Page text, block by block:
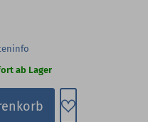
ab Lager
Zum